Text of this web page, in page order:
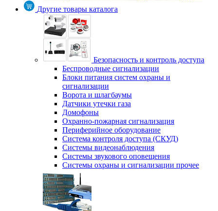
Другие товары каталога
Безопасность и контроль доступа
Беспроводные сигнализации
Блоки питания систем охраны и
сигнализации
Ворота и шлагбаумы
Датчики утечки газа
Домофоны
Охранно-пожарная сигнализация
Периферийное оборудование
Система контроля доступа (СКУД)
Системы видеонаблюдения
Системы звукового оповещения
Системы охраны и сигнализации прочее